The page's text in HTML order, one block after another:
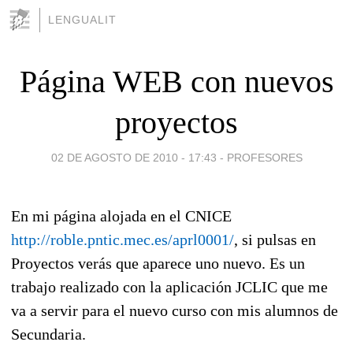
LENGUALIT
Página WEB con nuevos
proyectos
02 DE AGOSTO DE 2010 - 17:43 - PROFESORES
En mi página alojada en el CNICE
http://roble.pntic.mec.es/aprl0001/, si pulsas en
Proyectos verás que aparece uno nuevo. Es un
trabajo realizado con la aplicación JCLIC que me
va a servir para el nuevo curso con mis alumnos de
Secundaria.